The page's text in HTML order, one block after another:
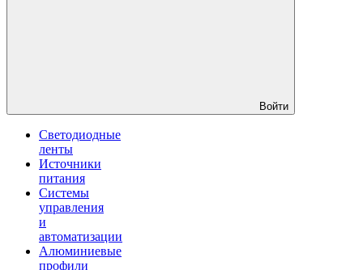
Войти
Светодиодные
ленты
Источники
питания
Системы
управления
и
автоматизации
Алюминиевые
профили